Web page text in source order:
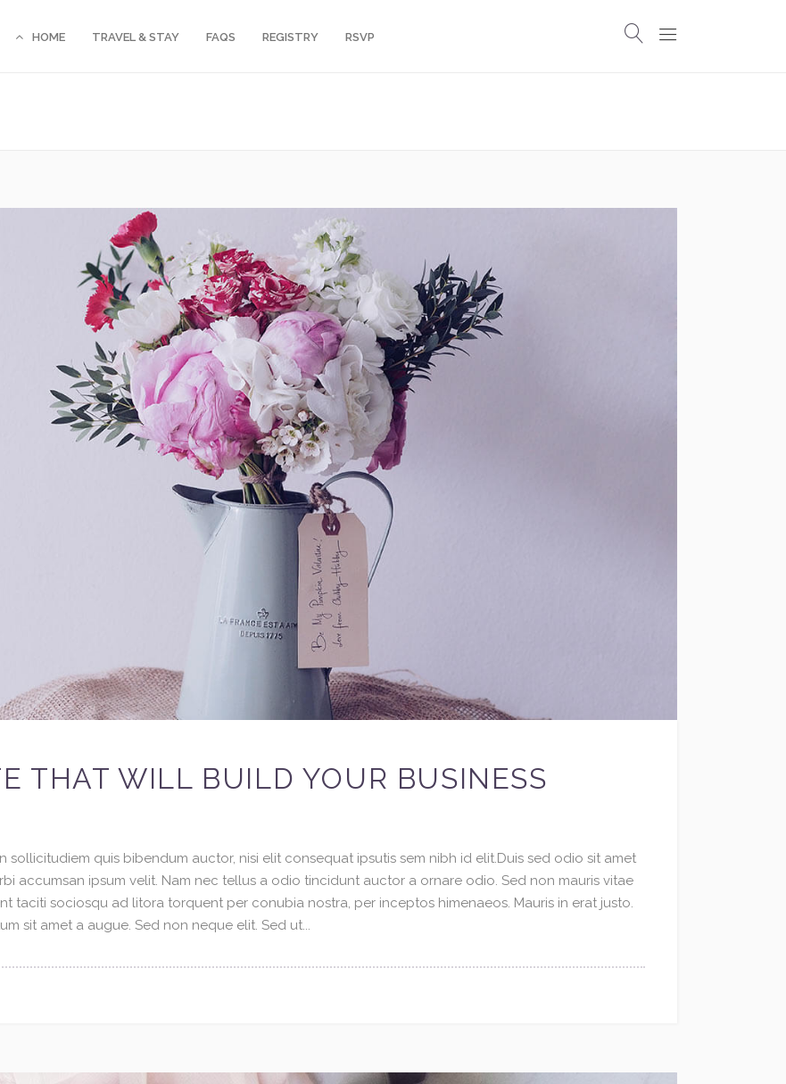
HOME TRAVEL & STAY FAQS REGISTRY RSVP
THAT WILL BUILD YOUR BUSINESS
quis bibendum auctor, nisi elit consequat ipsutis sem nibh id elit.Duis sed odio sit amet
accumsan ipsum velit. Nam nec tellus a odio tincidunt auctor a ornare odio. Sed non mauris vitae
taciti sociosqu ad litora torquent per conubia nostra, per inceptos himenaeos. Mauris in erat justo.
sit amet a augue. Sed non neque elit. Sed ut...